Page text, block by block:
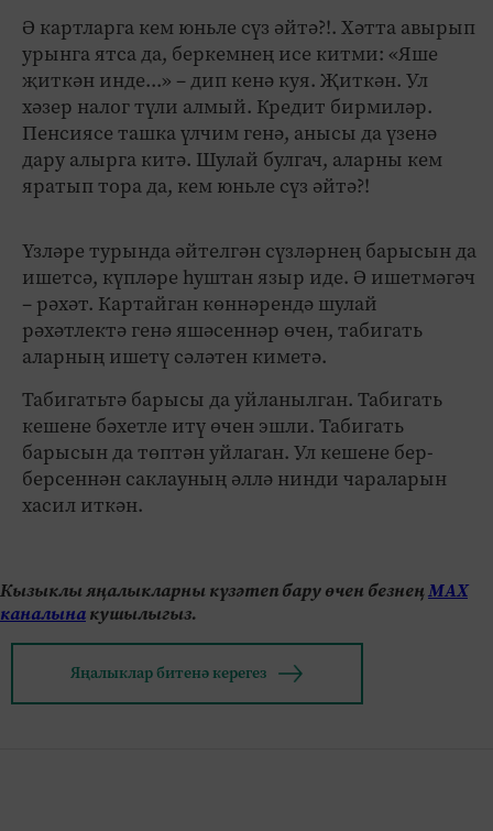
Ә картларга кем юньле сүз әйтә?!. Хәтта авырып
урынга ятса да, беркемнең исе китми: «Яше
җиткән инде...» – дип кенә куя. Җиткән. Ул
хәзер налог түли алмый. Кредит бирмиләр.
Пенсиясе ташка үлчим генә, анысы да үзенә
дару алырга китә. Шулай булгач, аларны кем
яратып тора да, кем юньле сүз әйтә?!
Үзләре турында әйтелгән сүзләрнең барысын да
ишетсә, күпләре һуштан языр иде. Ә ишетмәгәч
– рәхәт. Картайган көннәрендә шулай
рәхәтлектә генә яшәсеннәр өчен, табигать
аларның ишетү сәләтен киметә.
Табигатьтә барысы да уйланылган. Табигать
кешене бәхетле итү өчен эшли. Табигать
барысын да төптән уйлаган. Ул кешене бер-
берсеннән саклауның әллә нинди чараларын
хасил иткән.
Кызыклы яңалыкларны күзәтеп бару өчен безнеңМАХ
каналынакушылыгыз.
Яңалыклар битенә керегез